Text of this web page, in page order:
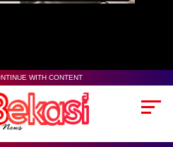
WITH CONTENT